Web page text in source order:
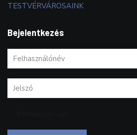
TESTVÉRVÁROSAINK
Bejelentkezés